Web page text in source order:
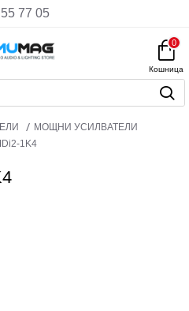
77 05
0
МОЩНИ УСИЛВАТЕЛИ
1K4